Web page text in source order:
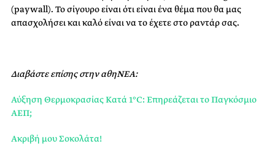
(paywall). Το σίγουρο είναι ότι είναι ένα θέμα που θα μας
απασχολήσει και καλό είναι να το έχετε στο ραντάρ σας.
Διαβάστε επίσης στην αθηΝΕΑ:
Αύξηση Θερμοκρασίας Κατά 1°C: Επηρεάζεται το Παγκόσμιο
ΑΕΠ;
Ακριβή μου Σοκολάτα!